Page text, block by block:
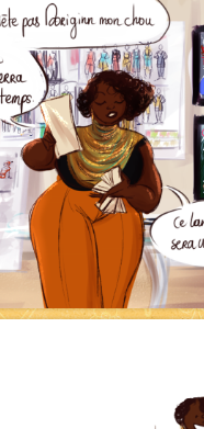
Pique-nique d'été NEW
Beyond the cliff (suite)